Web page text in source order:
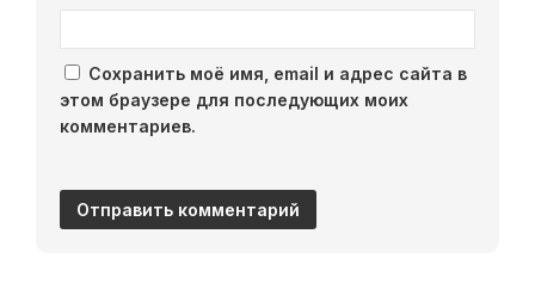
Сохранить моё имя, email и адрес сайта в
этом браузере для последующих моих
комментариев.